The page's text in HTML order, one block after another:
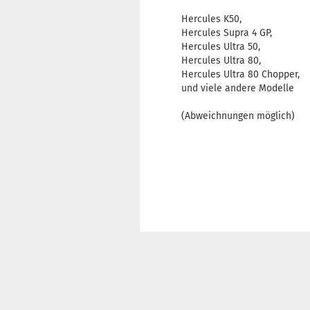
Hercules K50,
Hercules Supra 4 GP,
Hercules Ultra 50,
Hercules Ultra 80,
Hercules Ultra 80 Chopper,
und viele andere Modelle
(Abweichnungen möglich)